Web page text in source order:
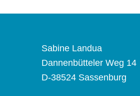
Sabine Landua
Dannenbütteler Weg 14
D-38524 Sassenburg